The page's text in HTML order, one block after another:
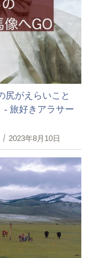
尻がえらいこと
- 旅好きアラサー
2023年8月10日